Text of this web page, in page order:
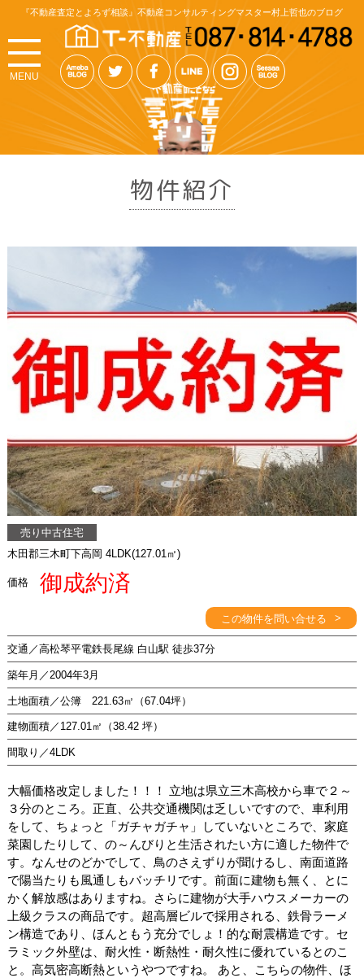
『不動産査定とよろず相談』不動産コンサルティングマスター村上哲也のブログ
MENU
物件紹介
売り中古住宅
木田郡三木町下高岡 4LDK(127.01㎡)
価格 御成約済
この物件を問い合せる >
交通／高松琴平電鉄長尾線 白山駅 徒歩37分
築年月／2004年3月
土地面積／公簿 221.63㎡（67.04坪）
建物面積／127.01㎡（38.42 坪）
間取り／4LDK
大幅価格改定しました！！！ 立地は県立三木高校から車で２～
３分のところ。正直、公共交通機関は乏しいですので、車利用
をして、ちょっと「ガチャガチャ」していないところで、家庭
菜園したりして、の～んびりと生活されたい方に適した物件で
す。なんせのどかでして、鳥のさえずりが聞けるし、南面道路
で陽当たりも風通しもバッチリです。前面に建物も無く、とに
かく解放感はありますね。さらに建物が大手ハウスメーカーの
上級クラスの商品です。超高層ビルで採用される、鉄骨ラーメ
ン構造であり、ほんともう充分でしょ！的な耐震構造です。セ
ラミック外壁は、耐火性・断熱性・耐久性に優れているとのこ
と。高気密高断熱というやつですね。 あと、こちらの物件、ほ